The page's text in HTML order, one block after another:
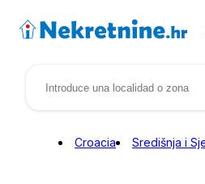
Croacia Središnja i